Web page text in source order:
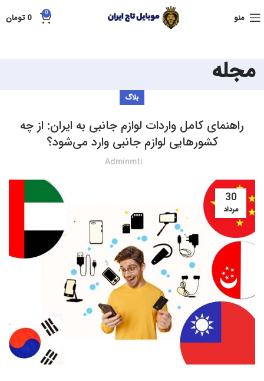
منو 0
0 تومان
مجله
بلاگ
راهنمای کامل واردات لوازم جانبی به ایران: از چه
کشورهایی لوازم جانبی وارد می‌شود؟
Adminmti
30
مرداد